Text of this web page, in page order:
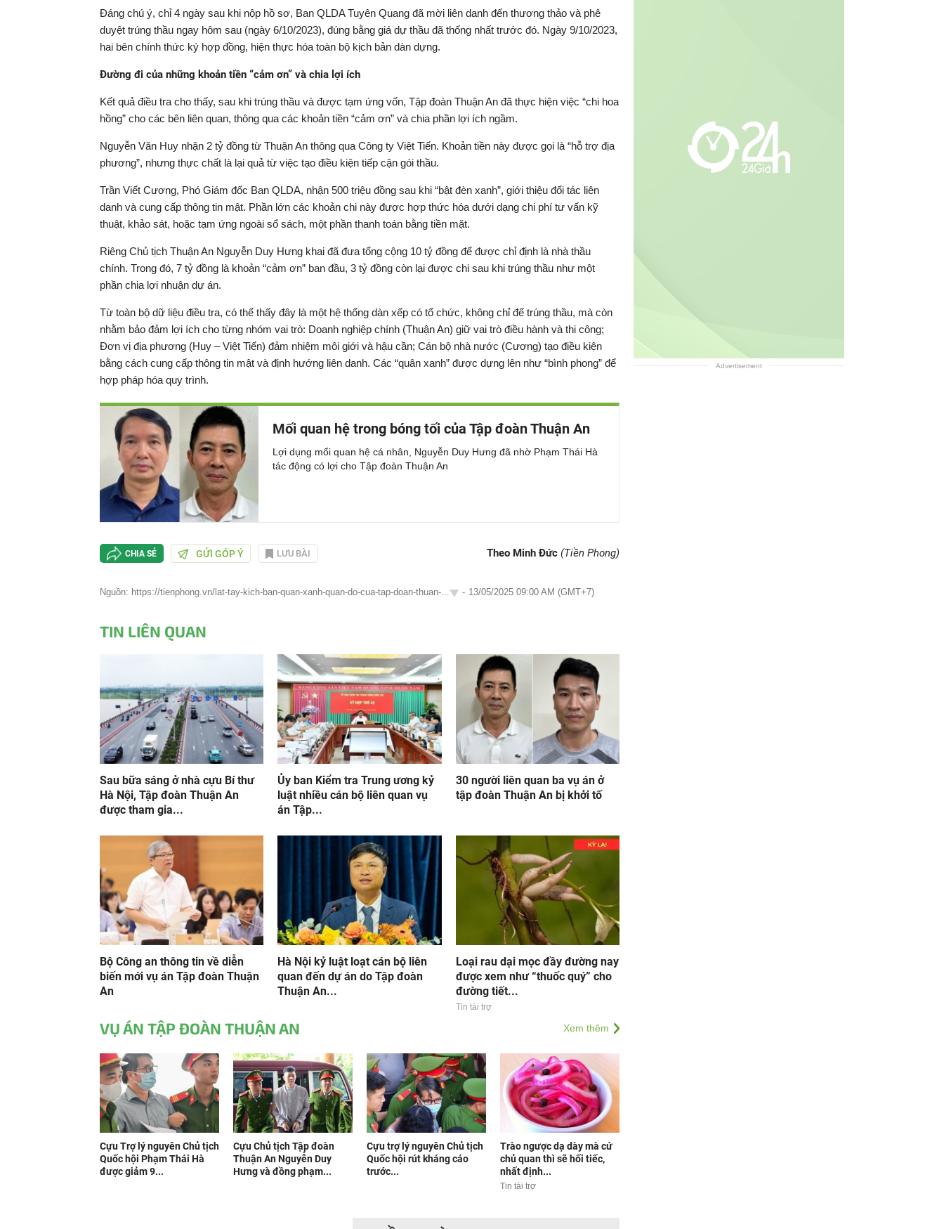
Đáng chú ý, chỉ 4 ngày sau khi nộp hồ sơ, Ban QLDA Tuyên Quang đã mời liên danh đến thương thảo và phê
duyệt trúng thầu ngay hôm sau (ngày 6/10/2023), đúng bằng giá dự thầu đã thống nhất trước đó. Ngày 9/10/2023,
hai bên chính thức ký hợp đồng, hiện thực hóa toàn bộ kịch bản dàn dựng.
Đường đi của những khoản tiền “cảm ơn” và chia lợi ích
Kết quả điều tra cho thấy, sau khi trúng thầu và được tạm ứng vốn, Tập đoàn Thuận An đã thực hiện việc “chi hoa
hồng” cho các bên liên quan, thông qua các khoản tiền “cảm ơn” và chia phần lợi ích ngầm.
Nguyễn Văn Huy nhận 2 tỷ đồng từ Thuận An thông qua Công ty Việt Tiến. Khoản tiền này được gọi là “hỗ trợ địa
phương”, nhưng thực chất là lại quả từ việc tạo điều kiện tiếp cận gói thầu.
Trần Viết Cương, Phó Giám đốc Ban QLDA, nhận 500 triệu đồng sau khi “bật đèn xanh”, giới thiệu đối tác liên
danh và cung cấp thông tin mật. Phần lớn các khoản chi này được hợp thức hóa dưới dạng chi phí tư vấn kỹ
thuật, khảo sát, hoặc tạm ứng ngoài sổ sách, một phần thanh toán bằng tiền mặt.
Riêng Chủ tịch Thuận An Nguyễn Duy Hưng khai đã đưa tổng cộng 10 tỷ đồng để được chỉ định là nhà thầu
chính. Trong đó, 7 tỷ đồng là khoản “cảm ơn” ban đầu, 3 tỷ đồng còn lại được chi sau khi trúng thầu như một
phần chia lợi nhuận dự án.
Từ toàn bộ dữ liệu điều tra, có thể thấy đây là một hệ thống dàn xếp có tổ chức, không chỉ để trúng thầu, mà còn
nhằm bảo đảm lợi ích cho từng nhóm vai trò: Doanh nghiệp chính (Thuận An) giữ vai trò điều hành và thi công;
Đơn vị địa phương (Huy – Việt Tiến) đảm nhiệm môi giới và hậu cần; Cán bộ nhà nước (Cương) tạo điều kiện
bằng cách cung cấp thông tin mật và định hướng liên danh. Các “quân xanh” được dựng lên như “bình phong” để
hợp pháp hóa quy trình.
Mối quan hệ trong bóng tối của Tập đoàn Thuận An
Lợi dụng mối quan hệ cá nhân, Nguyễn Duy Hưng đã nhờ Phạm Thái Hà
tác động có lợi cho Tập đoàn Thuận An
CHIA SẺ GỬI GÓP Ý LƯU BÀI Theo Minh Đức (Tiền Phong)
Nguồn: https://tienphong.vn/lat-tay-kich-ban-quan-xanh-quan-do-cua-tap-doan-thuan-... - 13/05/2025 09:00 AM (GMT+7)
TIN LIÊN QUAN
Sau bữa sáng ở nhà cựu Bí thư
Hà Nội, Tập đoàn Thuận An
được tham gia...
Ủy ban Kiểm tra Trung ương kỷ
luật nhiều cán bộ liên quan vụ
án Tập...
30 người liên quan ba vụ án ở
tập đoàn Thuận An bị khởi tố
Bộ Công an thông tin về diễn
biến mới vụ án Tập đoàn Thuận
An
Hà Nội kỷ luật loạt cán bộ liên
quan đến dự án do Tập đoàn
Thuận An...
Loại rau dại mọc đầy đường nay
được xem như “thuốc quý” cho
đường tiết...
Tin tài trợ
VỤ ÁN TẬP ĐOÀN THUẬN AN Xem thêm
Cựu Trợ lý nguyên Chủ tịch
Quốc hội Phạm Thái Hà
được giảm 9...
Cựu Chủ tịch Tập đoàn
Thuận An Nguyễn Duy
Hưng và đồng phạm...
Cựu trợ lý nguyên Chủ tịch
Quốc hội rút kháng cáo
trước...
Trào ngược dạ dày mà cứ
chủ quan thì sẽ hối tiếc,
nhất định...
Tin tài trợ
Advertisement